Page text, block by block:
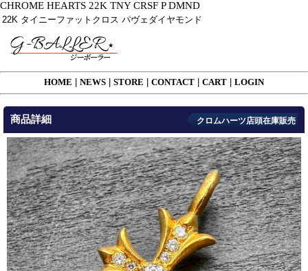
CHROME HEARTS 22K TNY CRSF P DMND
22K タイニーファットクロス パヴェダイヤモンド
HOME NEWS STORE CONTACT CART LOGIN
商品詳細 クロムハーツ店頭在庫販売